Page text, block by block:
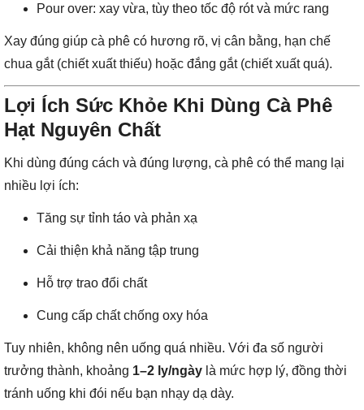
Pour over: xay vừa, tùy theo tốc độ rót và mức rang
Xay đúng giúp cà phê có hương rõ, vị cân bằng, hạn chế
chua gắt (chiết xuất thiếu) hoặc đắng gắt (chiết xuất quá).
Lợi Ích Sức Khỏe Khi Dùng Cà Phê
Hạt Nguyên Chất
Khi dùng đúng cách và đúng lượng, cà phê có thể mang lại
nhiều lợi ích:
Tăng sự tỉnh táo và phản xạ
Cải thiện khả năng tập trung
Hỗ trợ trao đổi chất
Cung cấp chất chống oxy hóa
Tuy nhiên, không nên uống quá nhiều. Với đa số người
trưởng thành, khoảng 1–2 ly/ngày là mức hợp lý, đồng thời
tránh uống khi đói nếu bạn nhạy dạ dày.